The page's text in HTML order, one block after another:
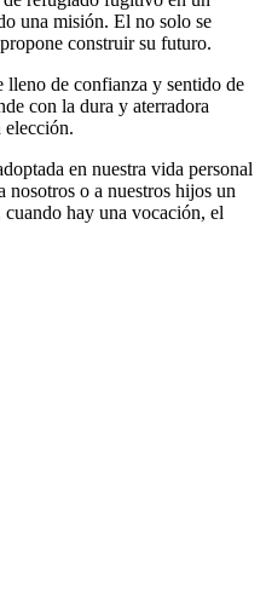
una misión. El no solo se
construir su futuro.
de confianza y sentido de
con la dura y aterradora
elección.
en nuestra vida personal
nosotros o a nuestros hijos un
hay una vocación, el